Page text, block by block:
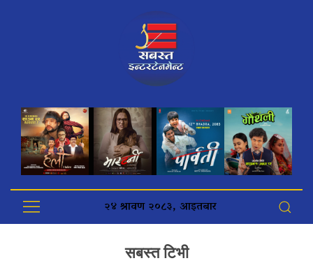
२४ श्रावण २०८३, आइतबार
सबस्त टिभी